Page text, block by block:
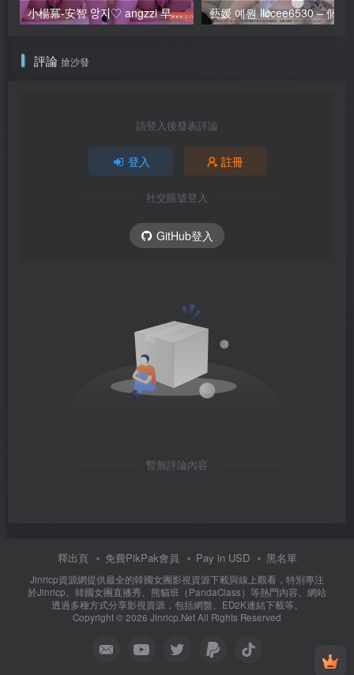
小楊冪-安智 앙지♡ angzzi 早期個人直播 騷舞剪輯合集 [25V/6.9G]
評論 搶沙發
請登入後發表評論
登入 註冊
社交賬號登入
GitHub登入
暫無評論內容
釋出頁 免費PikPak會員 Pay in USD 黑名單
Jinricp資源網提供最全的韓國女團影視資源下載與線上觀看，特別專注
於Jinricp、韓國女團直播秀、熊貓班（PandaClass）等熱門內容。網站
透過多種方式分享影視資源，包括網盤、ED2K連結下載等。
Copyright © 2026 Jinricp.Net All Rights Reserved